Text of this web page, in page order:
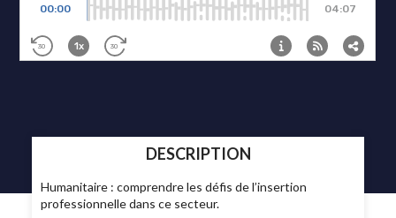
DESCRIPTION
Humanitaire : comprendre les défis de l’insertion
professionnelle dans ce secteur.